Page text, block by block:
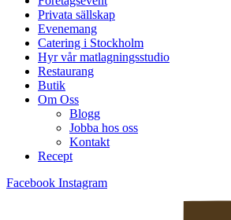
Privata sällskap
Evenemang
Catering i Stockholm
Hyr vår matlagningsstudio
Restaurang
Butik
Om Oss
Blogg
Jobba hos oss
Kontakt
Recept
Facebook Instagram